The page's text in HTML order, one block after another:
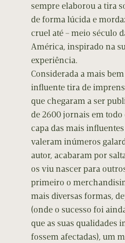
sempre elaborou a tira
de forma lúcida e
cruel até – meio século
América, inspirado na
experiência.
Considerada a mais
influente tira de
que chegaram a ser
de 2600 jornais em
capa das mais
valeram inúmeros
autor, acabaram por
os viu nascer para
primeiro o
mais diversas formas,
(onde o sucesso foi
que as suas qualidades
fossem afectadas), um